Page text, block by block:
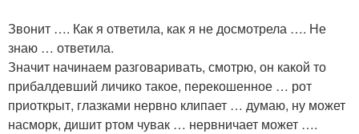
Звонит …. Как я ответила, как я не досмотрела …. Не
знаю … ответила.
Значит начинаем разговаривать, смотрю, он какой то
прибалдевший личико такое, перекошенное … рот
приоткрыт, глазками нервно клипает … думаю, ну может
насморк, дишит ртом чувак … нервничает может ….